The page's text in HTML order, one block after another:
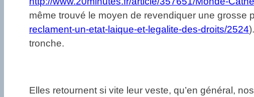
même trouvé le moyen de revendiquer une grosse
reclament-un-etat-laique-et-legalite-des-droits/2524
tronche.
Elles retournent si vite leur veste, qu’en général,